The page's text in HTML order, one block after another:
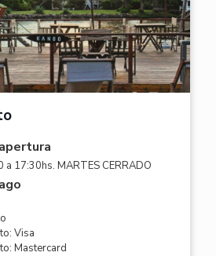
17:30hs. MARTES CERRADO
Visa
Mastercard